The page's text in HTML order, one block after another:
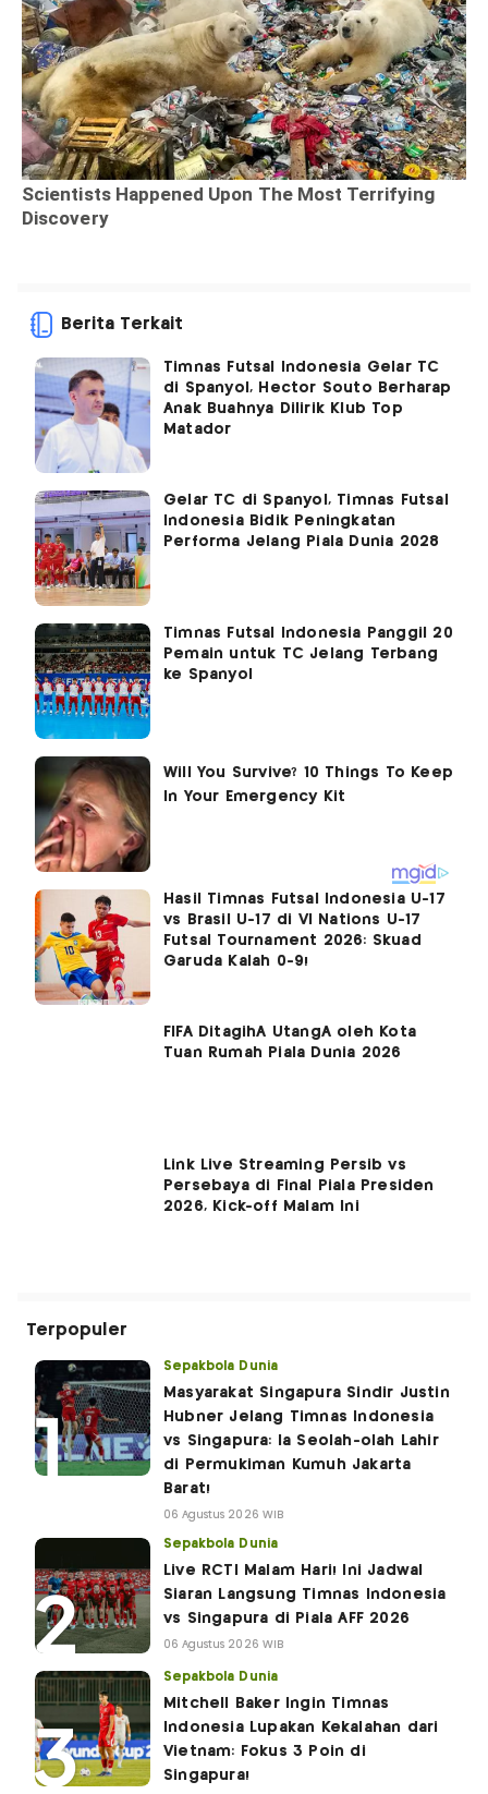
Berita Terkait
Timnas Futsal Indonesia Gelar TC
di Spanyol, Hector Souto Berharap
Anak Buahnya Dilirik Klub Top
Matador
Gelar TC di Spanyol, Timnas Futsal
Indonesia Bidik Peningkatan
Performa Jelang Piala Dunia 2028
Timnas Futsal Indonesia Panggil 20
Pemain untuk TC Jelang Terbang
ke Spanyol
Hasil Timnas Futsal Indonesia U-17
vs Brasil U-17 di VI Nations U-17
Futsal Tournament 2026: Skuad
Garuda Kalah 0-9!
FIFA DitagihÂ UtangÂ oleh Kota
Tuan Rumah Piala Dunia 2026
Link Live Streaming Persib vs
Persebaya di Final Piala Presiden
2026, Kick-off Malam Ini
Terpopuler
Sepakbola Dunia
Masyarakat Singapura Sindir Justin
Hubner Jelang Timnas Indonesia
vs Singapura: Ia Seolah-olah Lahir
di Permukiman Kumuh Jakarta
Barat!
06 Agustus 2026 WIB
Sepakbola Dunia
Live RCTI Malam Hari! Ini Jadwal
Siaran Langsung Timnas Indonesia
vs Singapura di Piala AFF 2026
06 Agustus 2026 WIB
Sepakbola Dunia
Mitchell Baker Ingin Timnas
Indonesia Lupakan Kekalahan dari
Vietnam: Fokus 3 Poin di
Singapura!